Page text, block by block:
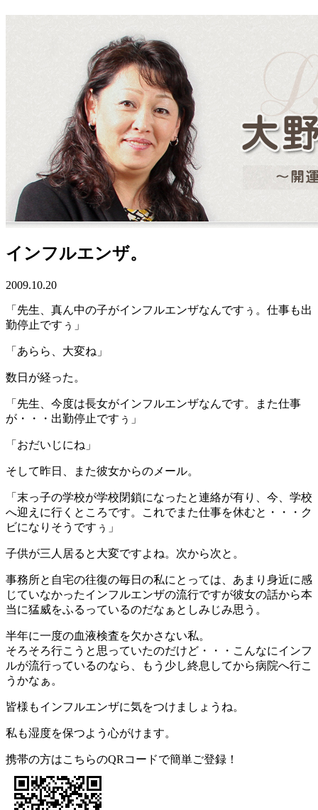
インフルエンザ。
2009.10.20
「先生、真ん中の子がインフルエンザなんですぅ。仕事も出
勤停止ですぅ」
「あらら、大変ね」
数日が経った。
「先生、今度は長女がインフルエンザなんです。また仕事
が・・・出勤停止ですぅ」
「おだいじにね」
そして昨日、また彼女からのメール。
「末っ子の学校が学校閉鎖になったと連絡が有り、今、学校
へ迎えに行くところです。これでまた仕事を休むと・・・ク
ビになりそうですぅ」
子供が三人居ると大変ですよね。次から次と。
事務所と自宅の往復の毎日の私にとっては、あまり身近に感
じていなかったインフルエンザの流行ですが彼女の話から本
当に猛威をふるっているのだなぁとしみじみ思う。
半年に一度の血液検査を欠かさない私。
そろそろ行こうと思っていたのだけど・・・こんなにインフ
ルが流行っているのなら、もう少し終息してから病院へ行こ
うかなぁ。
皆様もインフルエンザに気をつけましょうね。
私も湿度を保つよう心がけます。
携帯の方はこちらのQRコードで簡単ご登録！